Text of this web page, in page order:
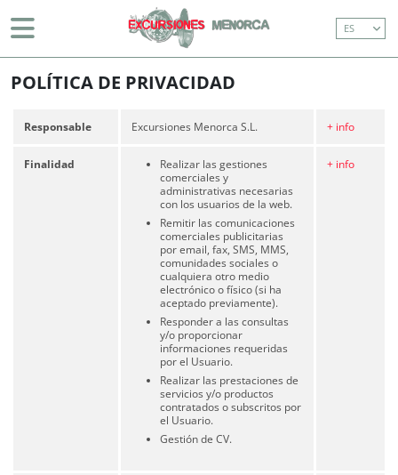
ES
DÍA DEL MAR (CON TRASLADO)
CRUCERO COSTA ESTE (CON TRASLADO)
DÍA DEL MAR (SIN TRASLADOS)
CRUCERO COSTA ESTE (SIN TRASLADO)
DON JOAN (PASEO DE 1 HORA POR EL PUERTO
info@excursionesmenorca.com
Lunes a viernes de 9.00h a 13.00h y de 16.00h a 19.30h.
Los sábados de 9.30h a 13.00h
POLÍTICA DE PRIVACIDAD
Responsable Excursiones Menorca S.L. + info
Finalidad
Realizar las gestiones
comerciales y
administrativas necesarias
con los usuarios de la web.
Remitir las comunicaciones
comerciales publicitarias
por email, fax, SMS, MMS,
comunidades sociales o
cualquiera otro medio
electrónico o físico (si ha
aceptado previamente).
Responder a las consultas
y/o proporcionar
informaciones requeridas
por el Usuario.
Realizar las prestaciones de
servicios y/o productos
contratados o subscritos por
el Usuario.
Gestión de CV.
+ info